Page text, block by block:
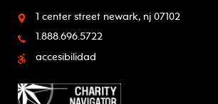
1 center street newark, nj 07102
1.888.696.5722
accesibilidad